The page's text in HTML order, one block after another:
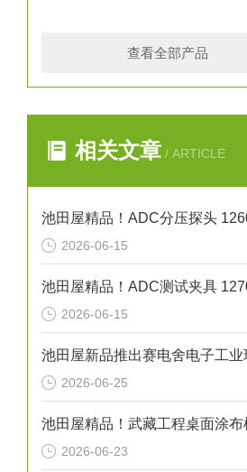
查看全部产品
相关文章 / ARTICLE
2026-06-15
2026-06-15
2026-06-25
2026-06-23